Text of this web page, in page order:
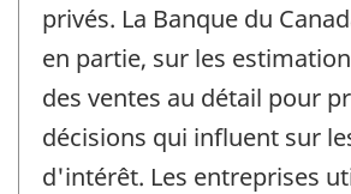
privés. La Banque du
en partie, sur les
des ventes au détail pour
décisions qui influent sur
d'intérêt. Les entreprises